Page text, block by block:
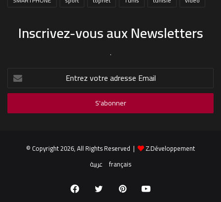
Inscrivez-vous aux Newsletters
.
Entrez
votre
adresse
© Copyright 2026, All Rights Reserved |
Z.Développement
عربية français
FacebookTwitterPinterestYouTube